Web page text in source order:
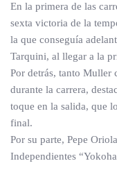
En la primera de las
sexta victoria de la
la que conseguía
Tarquini, al llegar a la
Por detrás, tanto Muller
durante la carrera,
toque en la salida, que
final.
Por su parte, Pepe
Independientes